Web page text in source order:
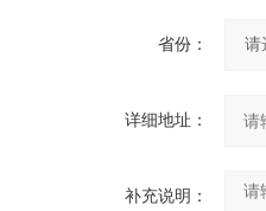
省份：
详细地址：
补充说明：